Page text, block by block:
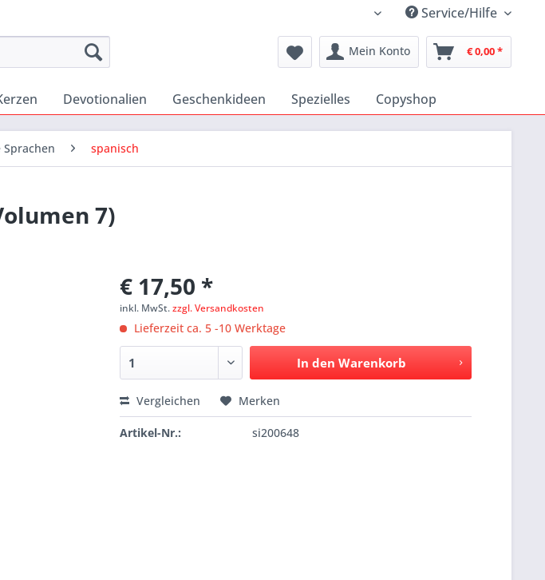
Katholischer Medienshop
Service/Hilfe
Mein Konto € 0,00 *
Devotionalien Geschenkideen Spezielles Copyshop
spanisch
7)
€ 17,50 *
inkl. MwSt.zzgl. Versandkosten
Lieferzeit ca. 5 -10 Werktage
In den Warenkorb
Vergleichen Merken
Artikel-Nr.: si200648